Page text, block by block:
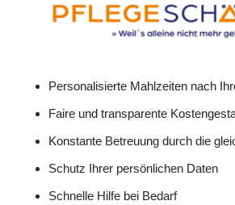
Personalisierte Mahlzeiten nach
Faire und transparente
Konstante Betreuung durch die
Schutz Ihrer persönlichen Daten
Schnelle Hilfe bei Bedarf